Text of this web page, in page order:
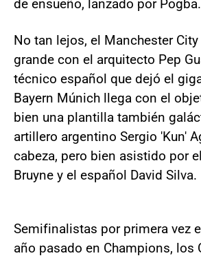
de ensueño, lanzado por Pogba.
No tan lejos, el Manchester
grande con el arquitecto Pep
técnico español que dejó el
Bayern Múnich llega con el
bien una plantilla también
artillero argentino Sergio 'Kun'
cabeza, pero bien asistido por
Bruyne y el español David Silva.
Semifinalistas por primera vez
año pasado en Champions, los